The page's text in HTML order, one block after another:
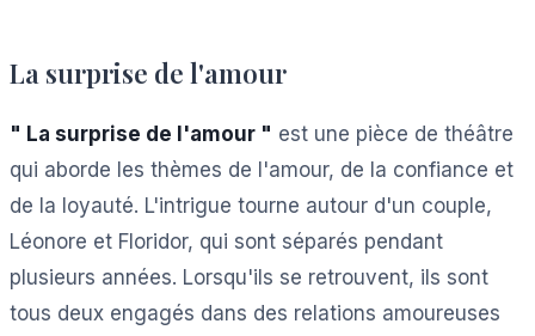
La surprise de l'amour
" La surprise de l'amour " est une pièce de théâtre
qui aborde les thèmes de l'amour, de la confiance et
de la loyauté. L'intrigue tourne autour d'un couple,
Léonore et Floridor, qui sont séparés pendant
plusieurs années. Lorsqu'ils se retrouvent, ils sont
tous deux engagés dans des relations amoureuses